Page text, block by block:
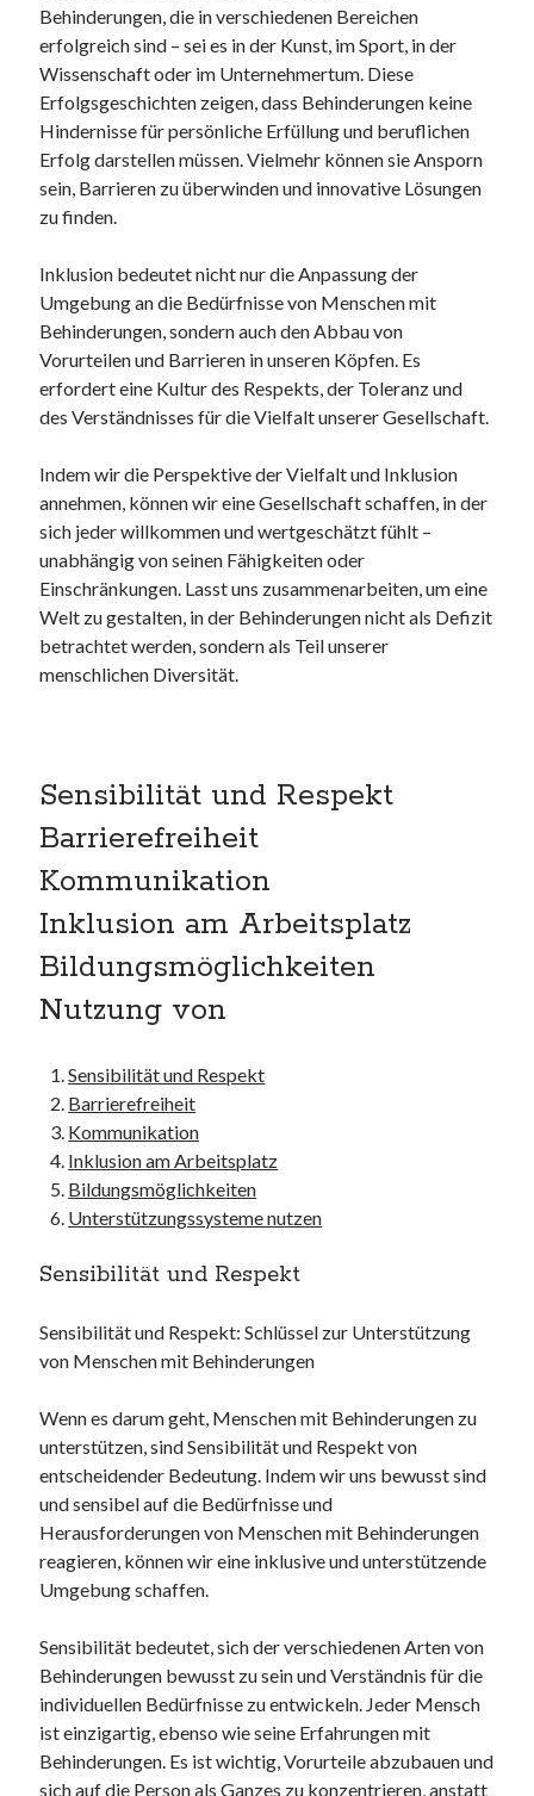
ferienwohnungen
fewo
firmenumzug
grundschule
gymnasium
haus
hause
kmk
kunst und handwerk
nach
nordsee
nordsee urlaub
ostsee
ostsee urlaub
privatumzug
rollstuhlgerechte ferienwohnung
seniorenreisen
sportunterricht
türmaße
typo3
umzugskartons
Uncategorized
wordpress
Behinderungen, die in verschiedenen Bereichen
erfolgreich sind – sei es in der Kunst, im Sport, in der
Wissenschaft oder im Unternehmertum. Diese
Erfolgsgeschichten zeigen, dass Behinderungen keine
Hindernisse für persönliche Erfüllung und beruflichen
Erfolg darstellen müssen. Vielmehr können sie Ansporn
sein, Barrieren zu überwinden und innovative Lösungen
zu finden.
Inklusion bedeutet nicht nur die Anpassung der
Umgebung an die Bedürfnisse von Menschen mit
Behinderungen, sondern auch den Abbau von
Vorurteilen und Barrieren in unseren Köpfen. Es
erfordert eine Kultur des Respekts, der Toleranz und
des Verständnisses für die Vielfalt unserer Gesellschaft.
Indem wir die Perspektive der Vielfalt und Inklusion
annehmen, können wir eine Gesellschaft schaffen, in der
sich jeder willkommen und wertgeschätzt fühlt –
unabhängig von seinen Fähigkeiten oder
Einschränkungen. Lasst uns zusammenarbeiten, um eine
Welt zu gestalten, in der Behinderungen nicht als Defizit
betrachtet werden, sondern als Teil unserer
menschlichen Diversität.
Sensibilität und Respekt
Barrierefreiheit
Kommunikation
Inklusion am Arbeitsplatz
Bildungsmöglichkeiten
Nutzung von
Sensibilität und Respekt
Barrierefreiheit
Kommunikation
Inklusion am Arbeitsplatz
Bildungsmöglichkeiten
Unterstützungssysteme nutzen
Sensibilität und Respekt
Sensibilität und Respekt: Schlüssel zur Unterstützung
von Menschen mit Behinderungen
Wenn es darum geht, Menschen mit Behinderungen zu
unterstützen, sind Sensibilität und Respekt von
entscheidender Bedeutung. Indem wir uns bewusst sind
und sensibel auf die Bedürfnisse und
Herausforderungen von Menschen mit Behinderungen
reagieren, können wir eine inklusive und unterstützende
Umgebung schaffen.
Sensibilität bedeutet, sich der verschiedenen Arten von
Behinderungen bewusst zu sein und Verständnis für die
individuellen Bedürfnisse zu entwickeln. Jeder Mensch
ist einzigartig, ebenso wie seine Erfahrungen mit
Behinderungen. Es ist wichtig, Vorurteile abzubauen und
sich auf die Person als Ganzes zu konzentrieren, anstatt